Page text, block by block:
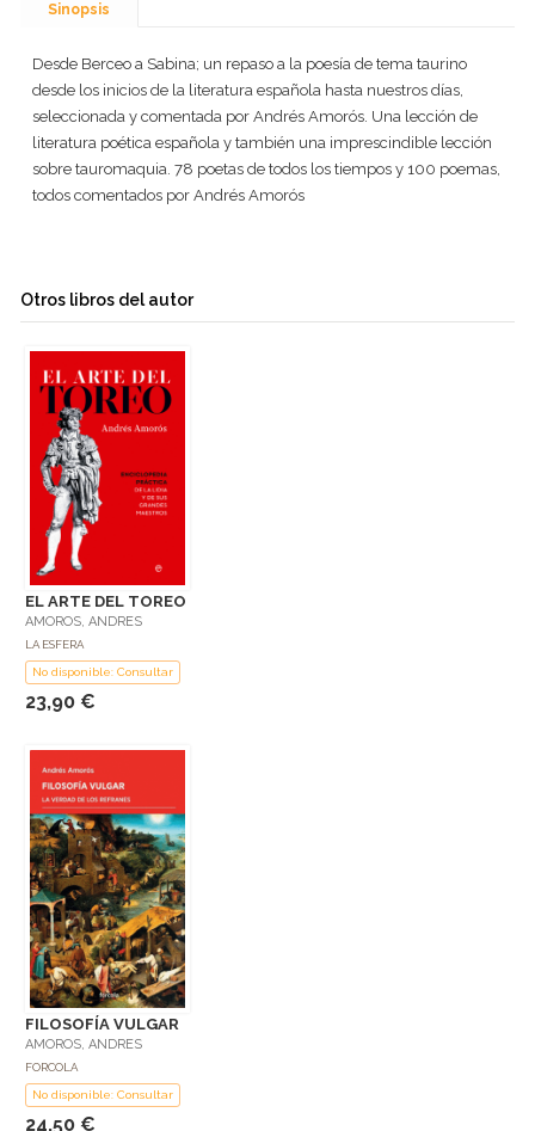
Sinopsis
Desde Berceo a Sabina; un repaso a la poesía de tema taurino
desde los inicios de la literatura española hasta nuestros días,
seleccionada y comentada por Andrés Amorós. Una lección de
literatura poética española y también una imprescindible lección
sobre tauromaquia. 78 poetas de todos los tiempos y 100 poemas,
todos comentados por Andrés Amorós
Otros libros del autor
EL ARTE DEL TOREO
AMOROS, ANDRES
LA ESFERA
No disponible: Consultar
23,90 €
FILOSOFÍA VULGAR
AMOROS, ANDRES
FORCOLA
No disponible: Consultar
24,50 €